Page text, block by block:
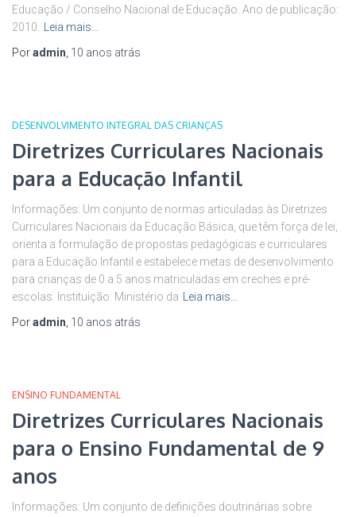
Educação / Conselho Nacional de Educação. Ano de publicação:
2010.
Leia mais…
Poradmin 10 anos atrás
DESENVOLVIMENTO INTEGRAL DAS CRIANÇAS
Diretrizes Curriculares Nacionais
para a Educação Infantil
Informações: Um conjunto de normas articuladas às Diretrizes
Curriculares Nacionais da Educação Básica, que têm força de lei,
orienta a formulação de propostas pedagógicas e curriculares
para a Educação Infantil e estabelece metas de desenvolvimento
para crianças de 0 a 5 anos matriculadas em creches e pré-
escolas. Instituição: Ministério da
Leia mais…
Poradmin 10 anos atrás
ENSINO FUNDAMENTAL
Diretrizes Curriculares Nacionais
para o Ensino Fundamental de 9
anos
Informações: Um conjunto de definições doutrinárias sobre